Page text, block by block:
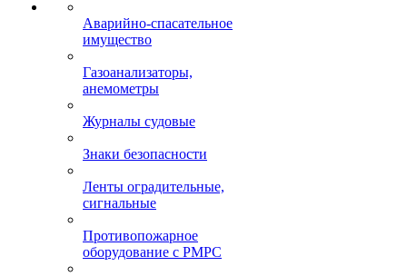
Аварийно-спасательное
имущество
Газоанализаторы,
анемометры
Журналы судовые
Знаки безопасности
Ленты оградительные,
сигнальные
Противопожарное
оборудование с РМРС